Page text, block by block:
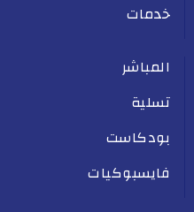
خدمات
المباشر
تسلية
بودكاست
فايسبوكيات